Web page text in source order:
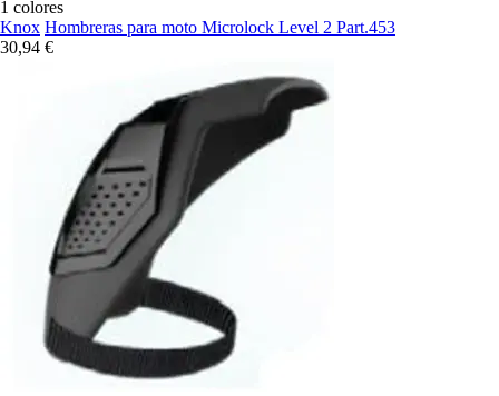
1 colores
Knox Hombreras para moto Microlock Level 2 Part.453
30,94 €